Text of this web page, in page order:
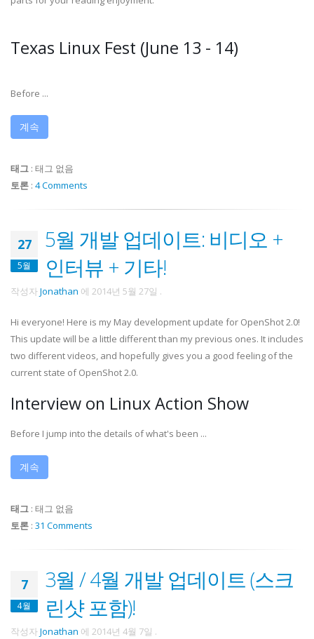
Texas Linux Fest (June 13 - 14)
Before ...
계속
태그 : 태그 없음
토론 : 4 Comments
27
5월
5월 개발 업데이트: 비디오 +
인터뷰 + 기타!
작성자Jonathan 에 2014년 5월 27일 .
Hi everyone! Here is my May development update for OpenShot 2.0!
This update will be a little different than my previous ones. It includes
two different videos, and hopefully gives you a good feeling of the
current state of OpenShot 2.0.
Interview on Linux Action Show
Before I jump into the details of what's been ...
계속
태그 : 태그 없음
토론 : 31 Comments
7
4월
3월 / 4월 개발 업데이트 (스크
린샷 포함)!
작성자Jonathan 에 2014년 4월 7일 .